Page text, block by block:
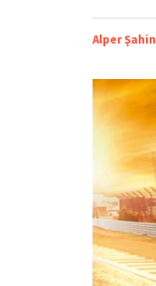
Alper Şahin